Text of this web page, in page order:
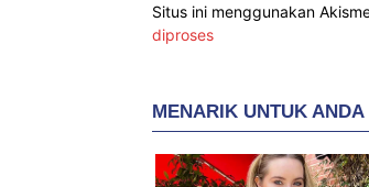
Situs ini menggunakan
diproses